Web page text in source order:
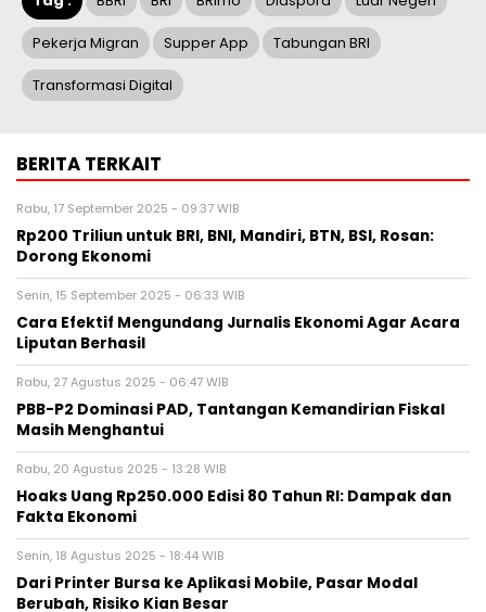
Pekerja Migran Supper App Tabungan BRI
Transformasi Digital
BERITA TERKAIT
Rabu, 17 September 2025 - 09:37 WIB
Rp200 Triliun untuk BRI, BNI, Mandiri, BTN, BSI, Rosan:
Dorong Ekonomi
Senin, 15 September 2025 - 06:33 WIB
Cara Efektif Mengundang Jurnalis Ekonomi Agar Acara
Liputan Berhasil
Rabu, 27 Agustus 2025 - 06:47 WIB
PBB-P2 Dominasi PAD, Tantangan Kemandirian Fiskal
Masih Menghantui
Rabu, 20 Agustus 2025 - 13:28 WIB
Hoaks Uang Rp250.000 Edisi 80 Tahun RI: Dampak dan
Fakta Ekonomi
Senin, 18 Agustus 2025 - 18:44 WIB
Dari Printer Bursa ke Aplikasi Mobile, Pasar Modal
Berubah, Risiko Kian Besar